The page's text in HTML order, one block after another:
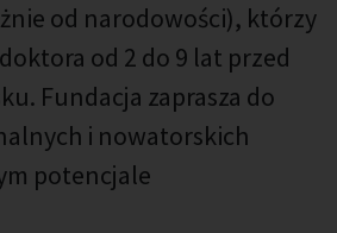
od narodowości), którzy
od 2 do 9 lat przed
Fundacja zaprasza do
i nowatorskich
potencjale